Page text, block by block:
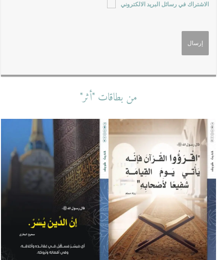
الاشتراك في رسائل البريد الالكتروني
من بطاقات "أثر"